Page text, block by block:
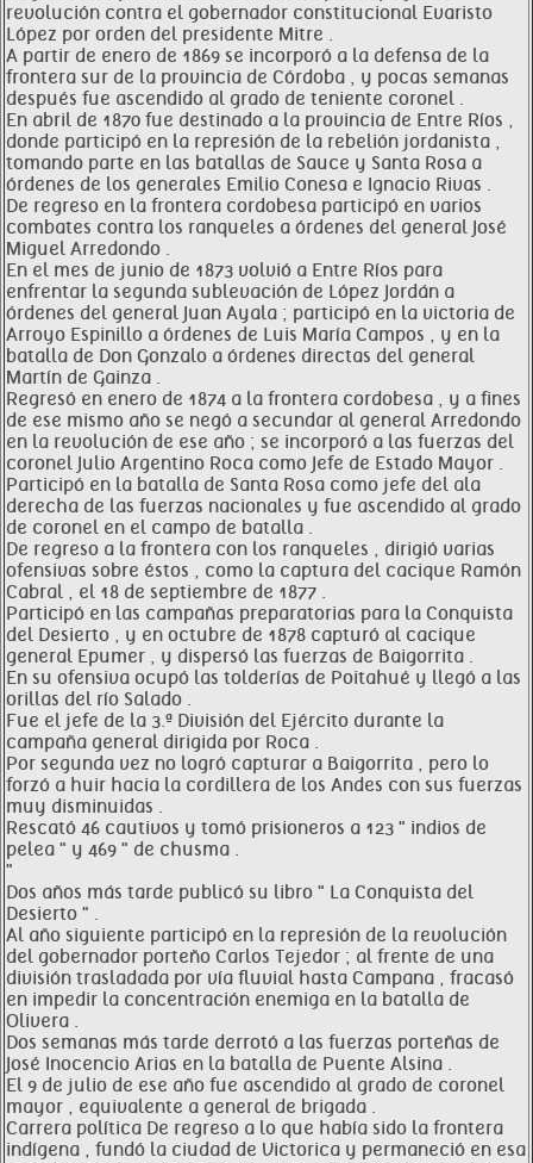
revolución contra el gobernador constitucional Evaristo
López por orden del presidente Mitre .
A partir de enero de 1869 se incorporó a la defensa de la
frontera sur de la provincia de Córdoba , y pocas semanas
después fue ascendido al grado de teniente coronel .
En abril de 1870 fue destinado a la provincia de Entre Ríos ,
donde participó en la represión de la rebelión jordanista ,
tomando parte en las batallas de Sauce y Santa Rosa a
órdenes de los generales Emilio Conesa e Ignacio Rivas .
De regreso en la frontera cordobesa participó en varios
combates contra los ranqueles a órdenes del general José
Miguel Arredondo .
En el mes de junio de 1873 volvió a Entre Ríos para
enfrentar la segunda sublevación de López Jordán a
órdenes del general Juan Ayala ; participó en la victoria de
Arroyo Espinillo a órdenes de Luis María Campos , y en la
batalla de Don Gonzalo a órdenes directas del general
Martín de Gainza .
Regresó en enero de 1874 a la frontera cordobesa , y a fines
de ese mismo año se negó a secundar al general Arredondo
en la revolución de ese año ; se incorporó a las fuerzas del
coronel Julio Argentino Roca como Jefe de Estado Mayor .
Participó en la batalla de Santa Rosa como jefe del ala
derecha de las fuerzas nacionales y fue ascendido al grado
de coronel en el campo de batalla .
De regreso a la frontera con los ranqueles , dirigió varias
ofensivas sobre éstos , como la captura del cacique Ramón
Cabral , el 18 de septiembre de 1877 .
Participó en las campañas preparatorias para la Conquista
del Desierto , y en octubre de 1878 capturó al cacique
general Epumer , y dispersó las fuerzas de Baigorrita .
En su ofensiva ocupó las tolderías de Poitahué y llegó a las
orillas del río Salado .
Fue el jefe de la 3.ª División del Ejército durante la
campaña general dirigida por Roca .
Por segunda vez no logró capturar a Baigorrita , pero lo
forzó a huir hacia la cordillera de los Andes con sus fuerzas
muy disminuidas .
Rescató 46 cautivos y tomó prisioneros a 123 " indios de
pelea " y 469 " de chusma .
"
Dos años más tarde publicó su libro " La Conquista del
Desierto " .
Al año siguiente participó en la represión de la revolución
del gobernador porteño Carlos Tejedor ; al frente de una
división trasladada por vía fluvial hasta Campana , fracasó
en impedir la concentración enemiga en la batalla de
Olivera .
Dos semanas más tarde derrotó a las fuerzas porteñas de
José Inocencio Arias en la batalla de Puente Alsina .
El 9 de julio de ese año fue ascendido al grado de coronel
mayor , equivalente a general de brigada .
Carrera política De regreso a lo que había sido la frontera
indígena , fundó la ciudad de Victorica y permaneció en esa